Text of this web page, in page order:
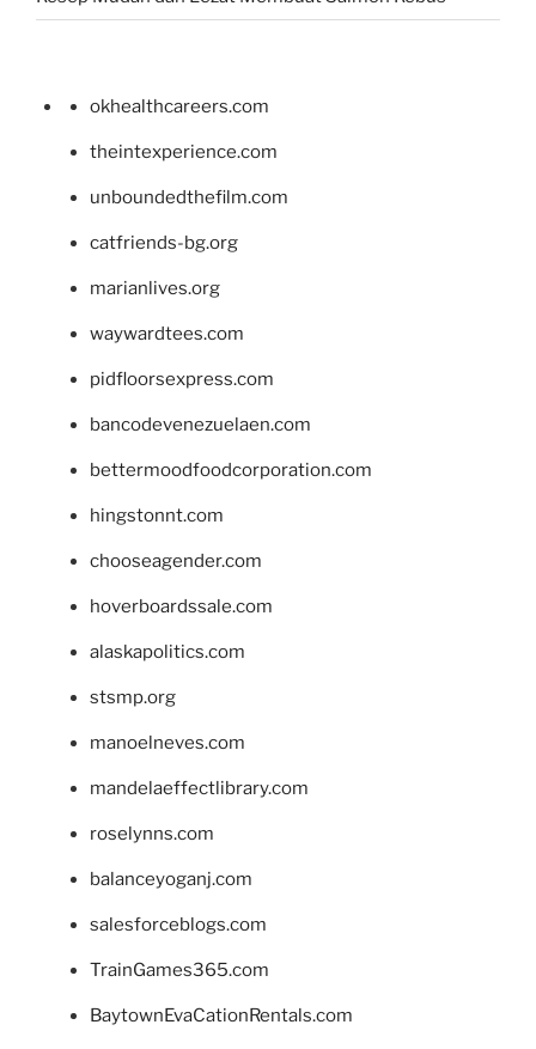
okhealthcareers.com
theintexperience.com
unboundedthefilm.com
catfriends-bg.org
marianlives.org
waywardtees.com
pidfloorsexpress.com
bancodevenezuelaen.com
bettermoodfoodcorporation.com
hingstonnt.com
chooseagender.com
hoverboardssale.com
alaskapolitics.com
stsmp.org
manoelneves.com
mandelaeffectlibrary.com
roselynns.com
balanceyoganj.com
salesforceblogs.com
TrainGames365.com
BaytownEvaCationRentals.com